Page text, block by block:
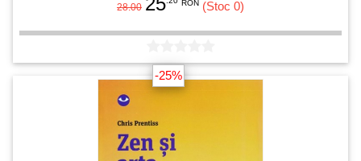
28.00 RON (Stoc 0)
-25%